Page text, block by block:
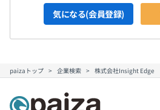
気になる(会員登録)
paizaトップ 企業検索 株式会社Insight Edge